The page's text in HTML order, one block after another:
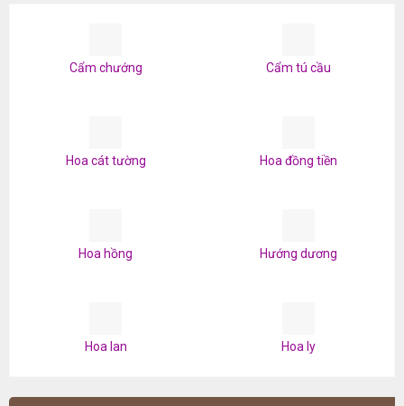
Cẩm chướng Cẩm tú cầu
Hoa cát tường Hoa đồng tiền
Hoa hồng Hướng dương
Hoa lan Hoa ly